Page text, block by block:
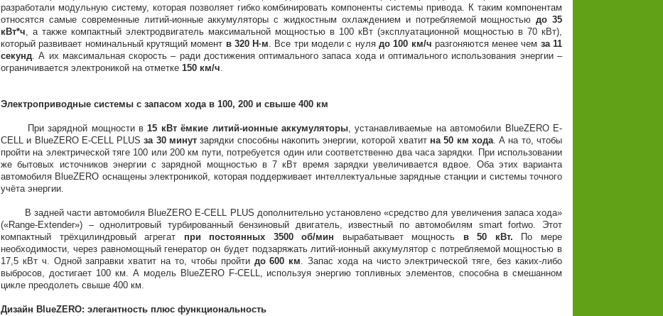
разработали модульную систему, которая позволяет гибко комбинировать компоненты системы привода. К таким компонентам
относятся самые современные литий-ионные аккумуляторы с жидкостным охлаждением и потребляемой мощностьюдо 35
кВт*ч, а также компактный электродвигатель максимальной мощностью в 100 кВт (эксплуатационной мощностью в 70 кВт),
который развивает номинальный крутящий момент в 320 Н∙м. Все три модели с нуля до 100 км/ч разгоняются менее чем за 11
секунд. А их максимальная скорость – ради достижения оптимального запаса хода и оптимального использования энергии –
ограничивается электроникой на отметке 150 км/ч.
Электроприводные системы с запасом хода в 100, 200 и свыше 400 км
При зарядной мощности в15 кВт ёмкие литий-ионные аккумуляторы, устанавливаемые на автомобили BlueZERO E-
CELL и BlueZERO E-CELL PLUSза 30 минут зарядки способны накопить энергии, которой хватит на 50 км хода. А на то, чтобы
пройти на электрической тяге 100 или 200 км пути, потребуется один или соответственно два часа зарядки. При использовании
же бытовых источников энергии с зарядной мощностью в 7 кВт время зарядки увеличивается вдвое. Оба этих варианта
автомобиля BlueZERO оснащены электроникой, которая поддерживает интеллектуальные зарядные станции и системы точного
учёта энергии.
В задней части автомобиля BlueZERO E-CELL PLUS дополнительно установлено «средство для увеличения запаса хода»
(«Range-Extender») – однолитровый турбированный бензиновый двигатель, известный по автомобилям smart fortwo. Этот
компактный трёхцилиндровый агрегат при постоянных 3500 об/мин вырабатывает мощность в 50 кВт. По мере
необходимости, через равномощный генератор он будет подзаряжать литий-ионный аккумулятор с потребляемой мощностью в
17,5 кВт ч. Одной заправки хватит на то, чтобы пройти до 600 км. Запас хода на чисто электрической тяге, без каких-либо
выбросов, достигает 100 км. А модель BlueZERO F-CELL, используя энергию топливных элементов, способна в смешанном
цикле преодолеть свыше 400 км.
Дизайн BlueZERO: элегантность плюс функциональность